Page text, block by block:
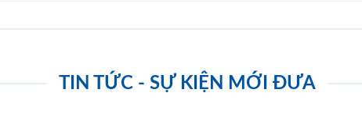
TIN TỨC - SỰ KIỆN MỚI ĐƯA